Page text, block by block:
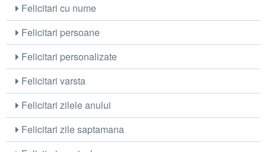
Felicitari cu nume
Felicitari persoane
Felicitari personalizate
Felicitari varsta
Felicitari zilele anului
Felicitari zile saptamana